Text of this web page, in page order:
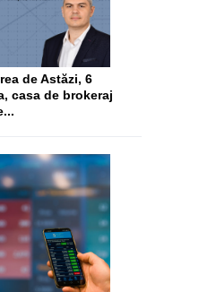
de Astăzi, 6
casa de brokeraj